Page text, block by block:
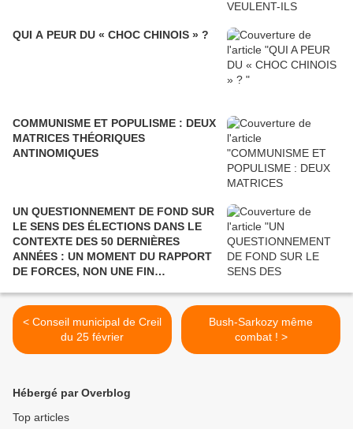
QUI A PEUR DU « CHOC CHINOIS » ?
COMMUNISME ET POPULISME : DEUX
MATRICES THÉORIQUES
ANTINOMIQUES
UN QUESTIONNEMENT DE FOND SUR
LE SENS DES ÉLECTIONS DANS LE
CONTEXTE DES 50 DERNIÈRES
ANNÉES : UN MOMENT DU RAPPORT
DE FORCES, NON UNE FIN
< Conseil municipal de Creil
du 25 février
Bush-Sarkozy même
combat ! >
Hébergé par Overblog
Top articles